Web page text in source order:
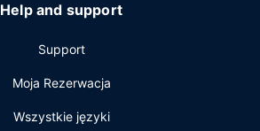
Help and support
Support
Moja Rezerwacja
Wszystkie języki